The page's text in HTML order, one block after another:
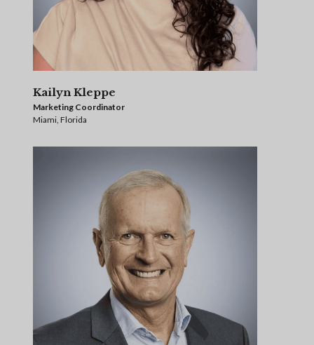
Kailyn Kleppe
Marketing Coordinator
Miami, Florida